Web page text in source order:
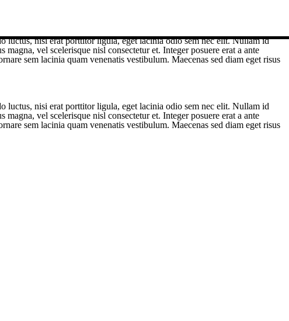
luctus, nisi erat porttitor ligula, eget lacinia odio sem nec elit. Nullam id
vel scelerisque nisl consectetur et. Integer posuere erat a ante
sem lacinia quam venenatis vestibulum. Maecenas sed diam eget risus
luctus, nisi erat porttitor ligula, eget lacinia odio sem nec elit. Nullam id
vel scelerisque nisl consectetur et. Integer posuere erat a ante
sem lacinia quam venenatis vestibulum. Maecenas sed diam eget risus